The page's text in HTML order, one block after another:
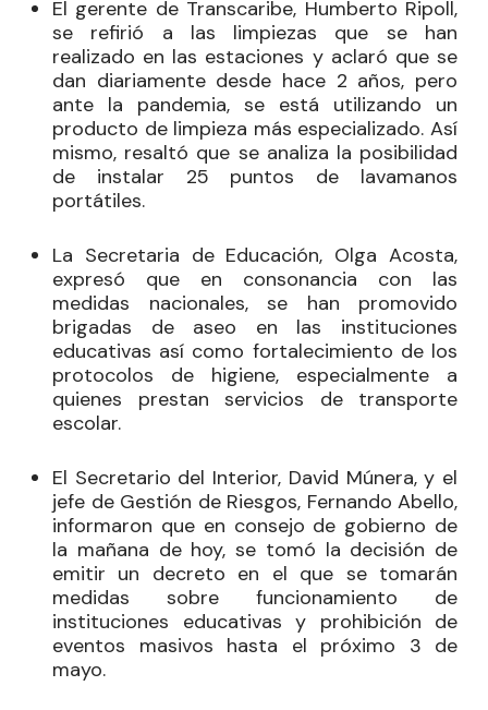
El gerente de Transcaribe, Humberto Ripoll,
se refirió a las limpiezas que se han
realizado en las estaciones y aclaró que se
dan diariamente desde hace 2 años, pero
ante la pandemia, se está utilizando un
producto de limpieza más especializado. Así
mismo, resaltó que se analiza la posibilidad
de instalar 25 puntos de lavamanos
portátiles.
La Secretaria de Educación, Olga Acosta,
expresó que en consonancia con las
medidas nacionales, se han promovido
brigadas de aseo en las instituciones
educativas así como fortalecimiento de los
protocolos de higiene, especialmente a
quienes prestan servicios de transporte
escolar.
El Secretario del Interior, David Múnera, y el
jefe de Gestión de Riesgos, Fernando Abello,
informaron que en consejo de gobierno de
la mañana de hoy, se tomó la decisión de
emitir un decreto en el que se tomarán
medidas sobre funcionamiento de
instituciones educativas y prohibición de
eventos masivos hasta el próximo 3 de
mayo.